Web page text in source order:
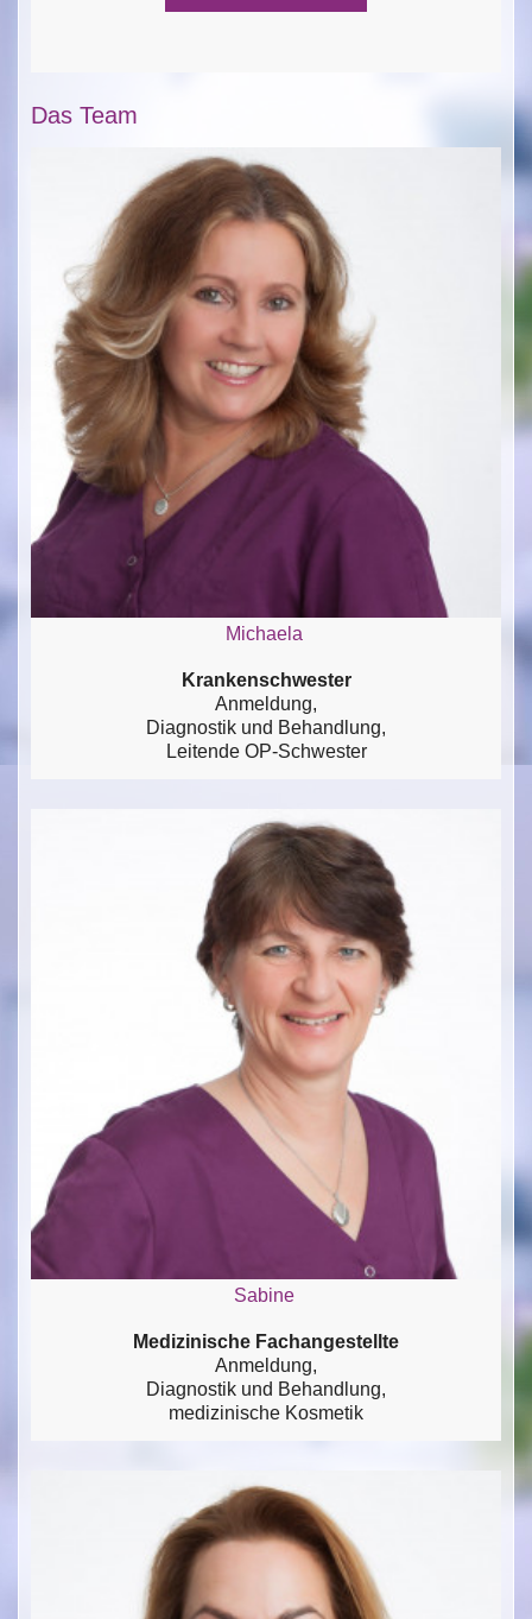
Das Team
Michaela
Krankenschwester
Anmeldung,
Diagnostik und Behandlung,
Leitende OP-Schwester
Sabine
Medizinische Fachangestellte
Anmeldung,
Diagnostik und Behandlung,
medizinische Kosmetik